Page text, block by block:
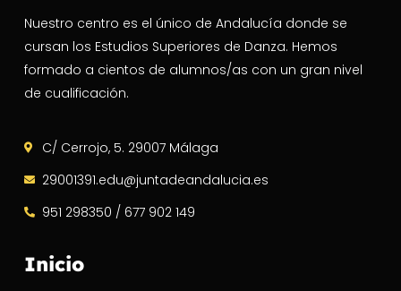
Nuestro centro es el único de Andalucía donde se
cursan los Estudios Superiores de Danza. Hemos
formado a cientos de alumnos/as con un gran nivel
de cualificación.
C/ Cerrojo, 5. 29007 Málaga
29001391.edu@juntadeandalucia.es
951 298350 / 677 902 149
Inicio